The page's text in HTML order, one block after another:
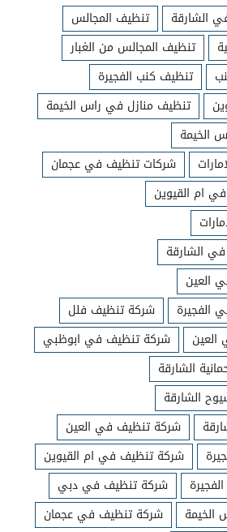
الشارقة
تنظيف المجالس
تنظيف المجالس من الغبار
تنظيف كنب الفجيرة
تنظيف منازل في راس الخيمة
الخيمة
شركات تنظيف في عجمان
ام القيوين
الشارقة
العين
الفجيرة
شركة تنظيف فلل
شركة تنظيف في ابوظبي
الشارقة
الشارقة
شركة تنظيف في العين
شركة تنظيف في ام القيوين
شركة تنظيف في دبي
شركة تنظيف في عجمان